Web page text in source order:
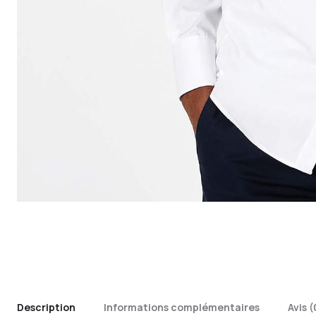
Description Informations complémentaires Avis